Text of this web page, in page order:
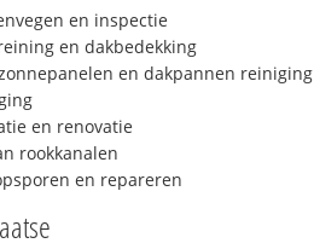
en inspectie
en dakbedekking
en dakpannen reiniging
en renovatie
rookkanalen
en repareren